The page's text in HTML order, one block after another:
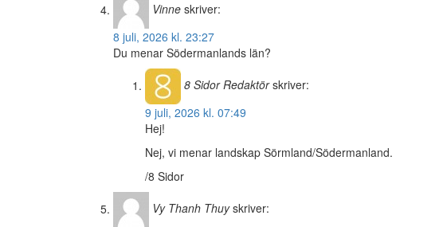
Vinne skriver:
8 juli, 2026 kl. 23:27
Du menar Södermanlands län?
8 SidorRedaktör skriver:
9 juli, 2026 kl. 07:49
Hej!
Nej, vi menar landskap Sörmland/Södermanland.
/8 Sidor
Vy Thanh Thuy skriver: